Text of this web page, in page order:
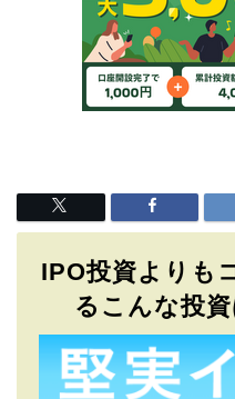
IPO投資よりも
るこんな投